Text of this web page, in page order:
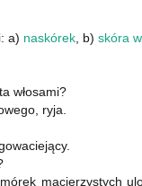
a) naskórek , b) skóra
włosami?
ryja.
macierzystych